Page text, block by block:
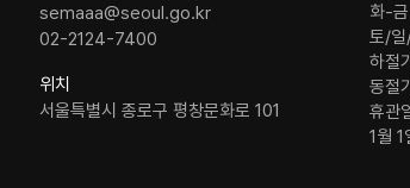
semaaa@seoul.go.kr
02-2124-7400
위치
서울특별시 종로구 평창문화로 101
화-
토/일
하절
동절
휴관
1월